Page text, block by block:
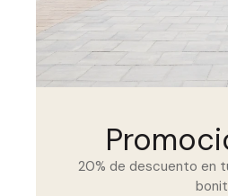
20% de descuento en